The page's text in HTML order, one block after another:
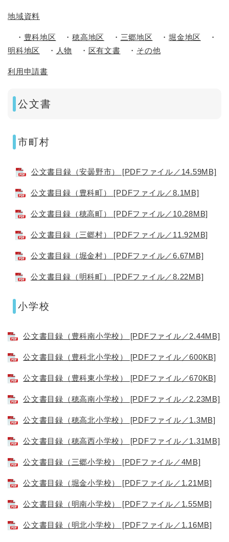
地域資料
・ 豊科地区 ・ 穂高地区 ・ 三郷地区 ・ 堀金地区
・
明科地区
・ 人物 ・ 区有文書 ・ その他
利用申請書
公文書
市町村
公文書目録（安曇野市） [PDFファイル／14.59MB]
公文書目録（豊科町） [PDFファイル／8.1MB]
公文書目録（穂高町） [PDFファイル／10.28MB]
公文書目録（三郷村） [PDFファイル／11.92MB]
公文書目録（堀金村） [PDFファイル／6.67MB]
公文書目録（明科町） [PDFファイル／8.22MB]
小学校
公文書目録（豊科南小学校） [PDFファイル／2.44MB]
公文書目録（豊科北小学校） [PDFファイル／600KB]
公文書目録（豊科東小学校） [PDFファイル／670KB]
公文書目録（穂高南小学校） [PDFファイル／2.23MB]
公文書目録（穂高北小学校） [PDFファイル／1.3MB]
公文書目録（穂高西小学校） [PDFファイル／1.31MB]
公文書目録（三郷小学校） [PDFファイル／4MB]
公文書目録（堀金小学校） [PDFファイル／1.21MB]
公文書目録（明南小学校） [PDFファイル／1.55MB]
公文書目録（明北小学校） [PDFファイル／1.16MB]